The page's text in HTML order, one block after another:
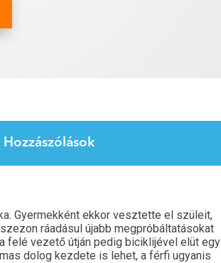
Hozzászólások
Gyermekként ekkor vesztette el szüleit,
ráadásul újabb megpróbáltatásokat
felé vezető útján pedig biciklijével elüt egy
dolog kezdete is lehet, a férfi ugyanis